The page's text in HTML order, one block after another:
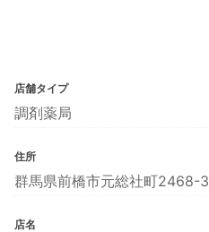
店舗タイプ
調剤薬局
住所
群馬県前橋市元総社町2468-3
店名